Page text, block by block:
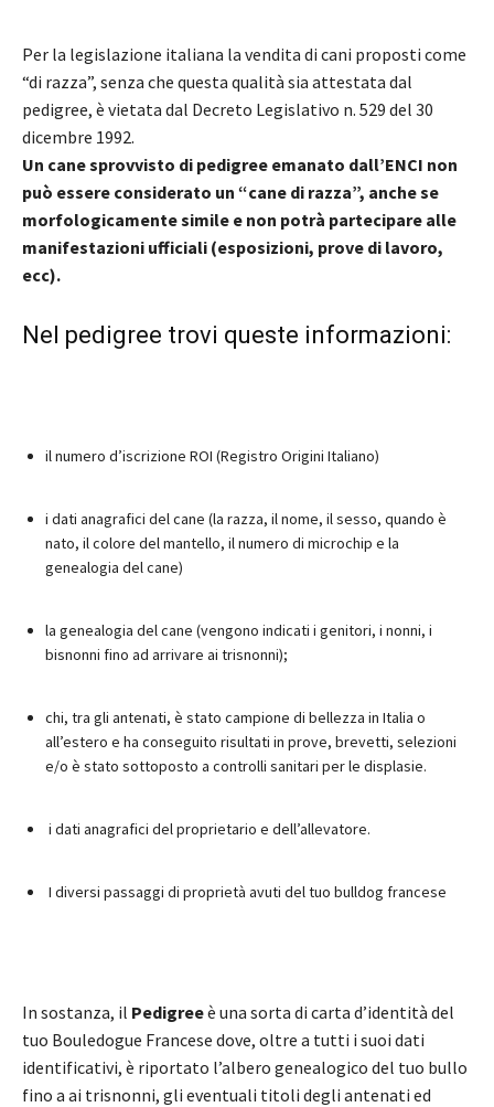
Per la legislazione italiana la vendita di cani proposti come
“di razza”, senza che questa qualità sia attestata dal
pedigree, è vietata dal Decreto Legislativo n. 529 del 30
dicembre 1992.
Un cane sprovvisto di pedigree emanato dall’ENCI non
può essere considerato un “cane di razza”, anche se
morfologicamente simile e non potrà partecipare alle
manifestazioni ufficiali (esposizioni, prove di lavoro,
ecc).
Nel pedigree trovi queste informazioni:
il numero d’iscrizione ROI (Registro Origini Italiano)
i dati anagrafici del cane (la razza, il nome, il sesso, quando è
nato, il colore del mantello, il numero di microchip e la
genealogia del cane)
la genealogia del cane (vengono indicati i genitori, i nonni, i
bisnonni fino ad arrivare ai trisnonni);
chi, tra gli antenati, è stato campione di bellezza in Italia o
all’estero e ha conseguito risultati in prove, brevetti, selezioni
e/o è stato sottoposto a controlli sanitari per le displasie.
i dati anagrafici del proprietario e dell’allevatore.
I diversi passaggi di proprietà avuti del tuo bulldog francese
In sostanza, il Pedigreeè una sorta di carta d’identità del
tuo Bouledogue Francese dove, oltre a tutti i suoi dati
identificativi, è riportato l’albero genealogico del tuo bullo
fino a ai trisnonni, gli eventuali titoli degli antenati ed